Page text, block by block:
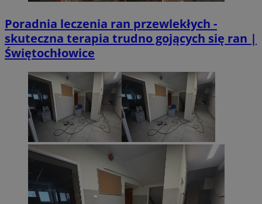
Poradnia leczenia ran przewlekłych -
skuteczna terapia trudno gojących się ran |
Świętochłowice